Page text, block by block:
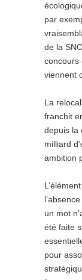
par
de la
concours
viennent
La
franchit
depuis la
milliard
ambition
un mot
été faite
pour